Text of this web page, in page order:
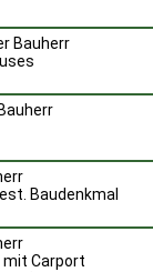
Bauherr
Baudenkmal
mit Carport